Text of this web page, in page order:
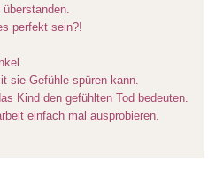
perfekt sein?!
sie Gefühle spüren kann.
Kind den gefühlten Tod bedeuten.
einfach mal ausprobieren.